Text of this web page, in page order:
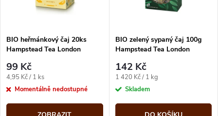
p
r
o
s
p
r
o
BIO heřmánkový čaj 20ks
Hampstead Tea London
99 Kč
Měrná
cena:
4,95 Kč / 1 ks
Momentálně nedostupné
BIO zelený sypaný čaj 100g
Hampstead Tea London
142 Kč
Měrná
cena:
1 420 Kč / 1 kg
Skladem